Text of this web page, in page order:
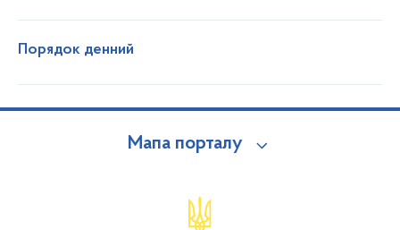
Порядок денний
Мапа порталу